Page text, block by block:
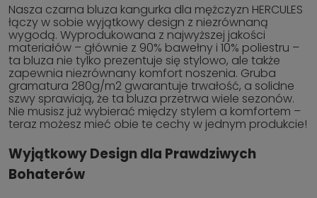
Nasza czarna bluza kangurka dla mężczyzn HERCULES
łączy w sobie wyjątkowy design z niezrównaną
wygodą. Wyprodukowana z najwyższej jakości
materiałów – głównie z 90% bawełny i 10% poliestru –
ta bluza nie tylko prezentuje się stylowo, ale także
zapewnia niezrównany komfort noszenia. Gruba
gramatura 280g/m2 gwarantuje trwałość, a solidne
szwy sprawiają, że ta bluza przetrwa wiele sezonów.
Nie musisz już wybierać między stylem a komfortem –
teraz możesz mieć obie te cechy w jednym produkcie!
Wyjątkowy Design dla Prawdziwych
Bohaterów